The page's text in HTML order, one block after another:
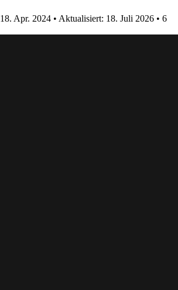
18. Apr. 2024 • Aktualisiert: 18. Juli 2026 • 6